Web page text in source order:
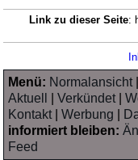
Link zu dieser Seite:
Menü: Normalansicht|
Aktuell
|Verkündet|
Kontakt|Werbung
informiert bleiben:
Feed